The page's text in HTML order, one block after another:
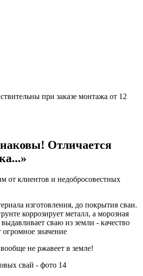
при заказе монтажа от 12
Отличается
от клиентов и недобросовестных
изготовления, до покрытия сваи.
коррозирует металл, а морозная
сваю из земли - качество
значение
не ржавеет в земле!